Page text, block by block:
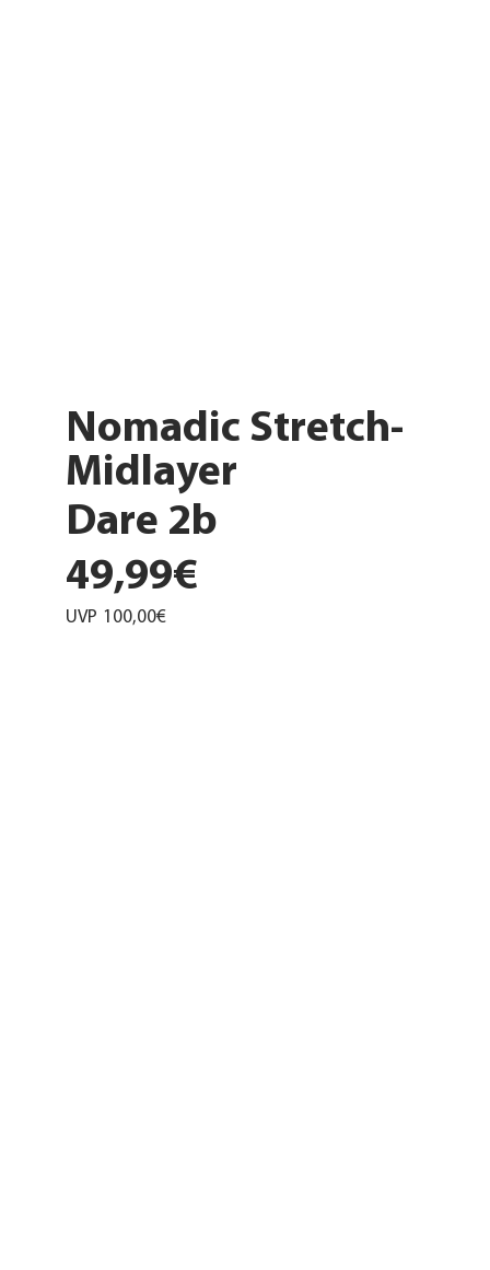
Nomadic Stretch-
Midlayer
Dare 2b
49,99€
UVP 100,00€